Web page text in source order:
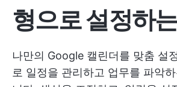
형으로 설정하
나만의 Google 캘린더를 맞춤 설
로 일정을 관리하고 업무를 파악